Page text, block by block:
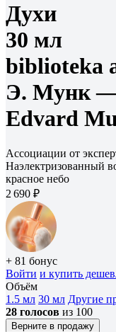
Духи
30 мл
biblioteka
Э. Мунк —
Edvard
Ассоциации от
Наэлектризованный
красное небо
2 690 ₽
+ 81 бонус
Войти и купить
Объём
1.5 мл 30 мл Другие
28 голосов из 100
Верните в продажу